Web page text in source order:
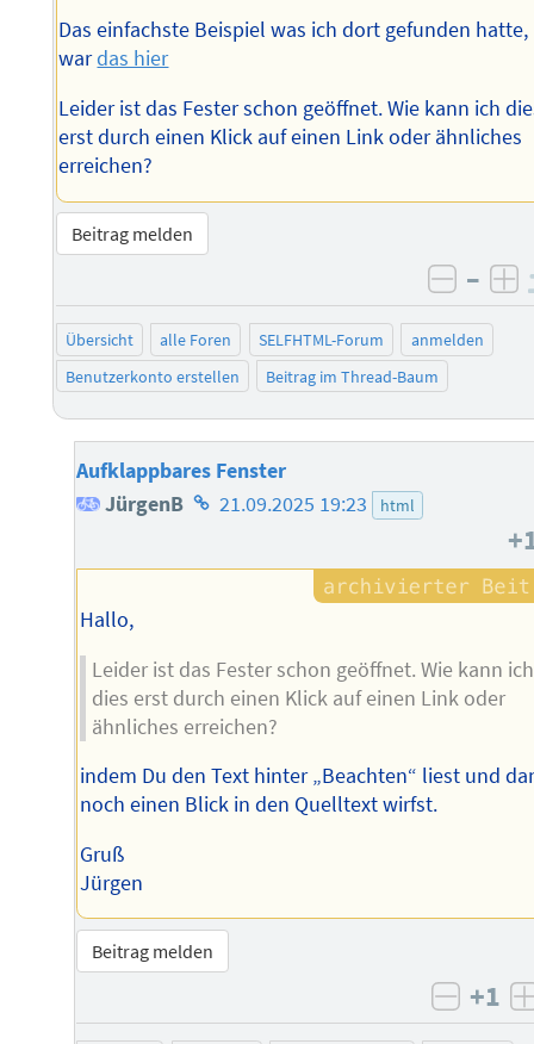
Das einfachste Beispiel was ich dort gefunden hatte,
wardas hier
Leider ist das Fester schon geöffnet. Wie kann ich
erst durch einen Klick auf einen Link oder ähnliches
erreichen?
Beitrag melden
–
Übersicht alle Foren SELFHTML-Forum
anmelden
Benutzerkonto erstellen
Beitrag im Thread-Baum
Aufklappbares Fenster
JürgenB Homepage
Autors
21.09.2025 19:23 html
Hallo,
Leider ist das Fester schon geöffnet. Wie kann ich
dies erst durch einen Klick auf einen Link oder
ähnliches erreichen?
indem Du den Text hinter „Beachten“ liest und
noch einen Blick in den Quelltext wirfst.
Gruß
Jürgen
Beitrag melden
+1